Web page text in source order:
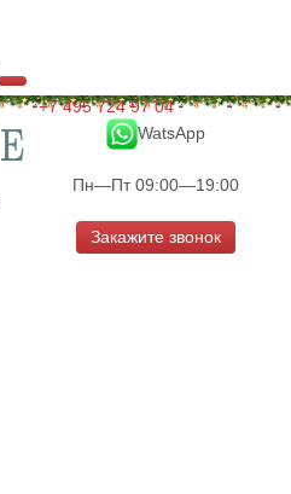
+7 495 724 97 04
WatsApp
Пн—Пт 09:00—19:00
Закажите звонок